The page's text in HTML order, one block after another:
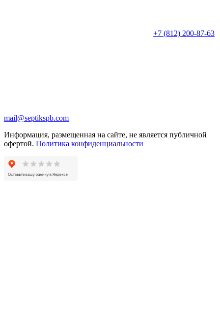
+7 (812) 200-87-63
mail@septikspb.com
Информация, размещенная на сайте, не является публичной
офертой. Политика конфиденциальности